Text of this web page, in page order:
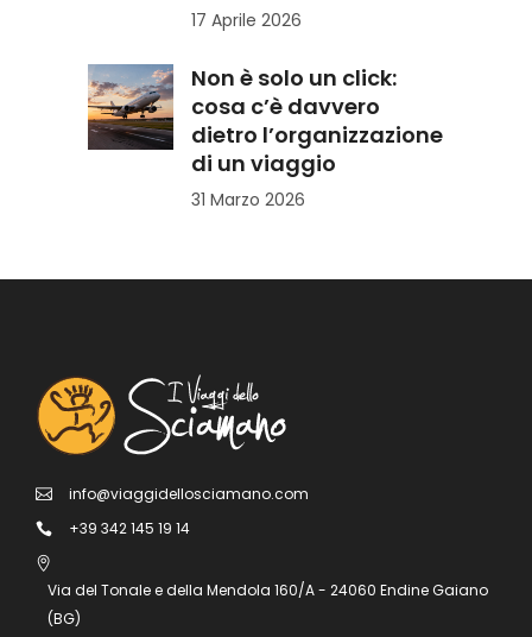
17 Aprile 2026
Non è solo un click:
cosa c’è davvero
dietro l’organizzazione
di un viaggio
31 Marzo 2026
info@viaggidellosciamano.com
+39 342 145 19 14
Via del Tonale e della Mendola 160/A - 24060 Endine Gaiano
(BG)